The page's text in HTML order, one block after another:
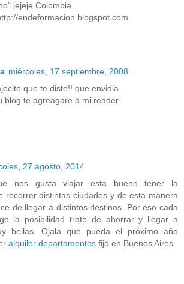
jejeje Colombia.
endeformacion.blogspot.com
miércoles, 17 septiembre, 2008
que te diste!! que envidia.
blog te agreagare a mi reader.
27 agosto, 2014
nos gusta viajar esta bueno tener la
recorrer distintas ciudades y de esta manera
de llegar a distintos destinos. Por eso cada
la posibilidad trato de ahorrar y llegar a
bellas. Ojala que pueda el próximo año
alquiler departamentos fijo en Buenos Aires